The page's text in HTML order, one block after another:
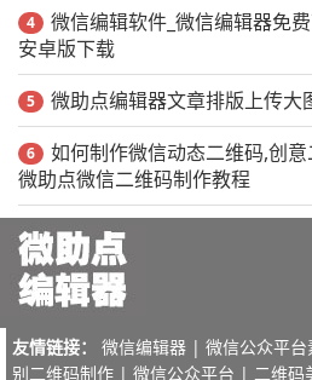
4
微信编辑软件_微信编辑器免
安卓版下载
5 微助点编辑器文章排版上传大
6
如何制作微信动态二维码,创
微助点微信二维码制作教程
友情链接： 微信编辑器 | 微信公众平台
别二维码制作 | 微信公众平台 | 二维码